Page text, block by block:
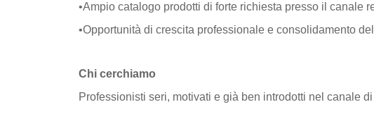
•Ampio catalogo prodotti di forte richiesta presso il canale
•Opportunità di crescita professionale e consolidamento
Chi cerchiamo
Professionisti seri, motivati e già ben introdotti nel canale